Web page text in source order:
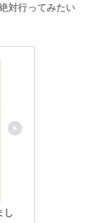
対行ってみたい
し